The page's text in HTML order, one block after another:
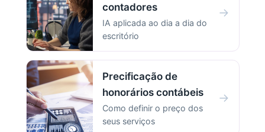
contadores
IA aplicada ao dia a dia do
escritório
→
Precificação de
honorários contábeis
Como definir o preço dos
seus serviços
→